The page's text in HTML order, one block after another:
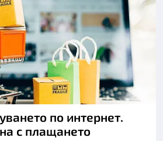
по интернет.
с плащането